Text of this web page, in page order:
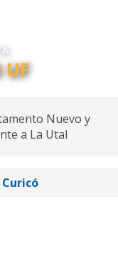
UF
Nuevo y
a La Utal
Curicó